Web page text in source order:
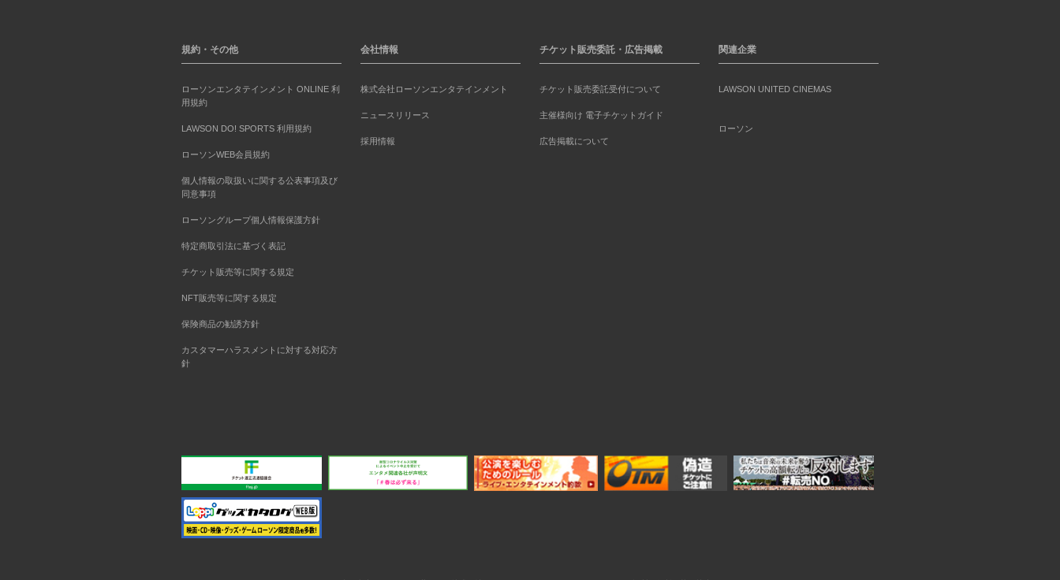
規約・その他
ローソンエンタテインメント ONLINE 利
用規約
LAWSON DO! SPORTS 利用規約
ローソンWEB会員規約
個人情報の取扱いに関する公表事項及び
同意事項
ローソングループ個人情報保護方針
特定商取引法に基づく表記
チケット販売等に関する規定
NFT販売等に関する規定
保険商品の勧誘方針
カスタマーハラスメントに対する対応方
針
会社情報
株式会社ローソンエンタテインメント
ニュースリリース
採用情報
チケット販売委託・広告掲載
チケット販売委託受付について
主催様向け 電子チケットガイド
広告掲載について
関連企業
LAWSON UNITED CINEMAS
ローソン